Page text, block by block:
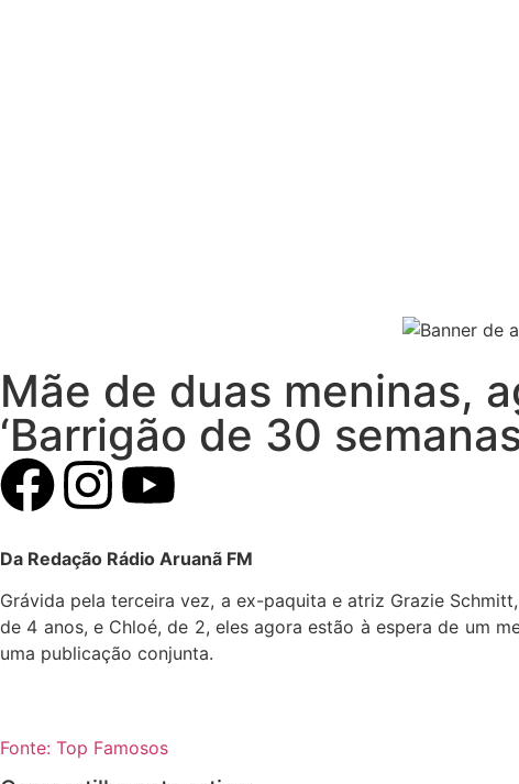
Mãe de duas meninas,
‘Barrigão de 30
Da Redação Rádio Aruanã FM
Grávida pela terceira vez, a ex-paquita e atriz Grazie
de 4 anos, e Chloé, de 2, eles agora estão à espera de um
uma publicação conjunta.
Fonte: Top Famosos